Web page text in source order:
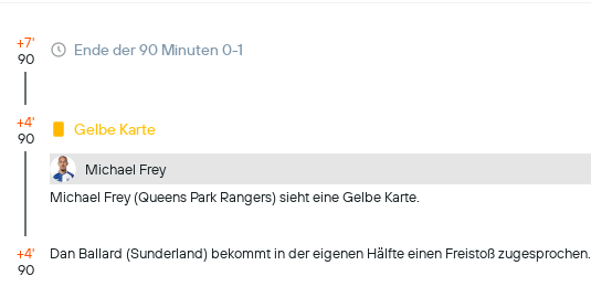
+7'
90
Ende der 90 Minuten 0-1
+4'
90
Gelbe Karte
Michael Frey
Michael Frey (Queens Park Rangers) sieht eine Gelbe Karte.
+4'
90
Dan Ballard (Sunderland) bekommt in der eigenen Hälfte einen Freistoß zugesprochen.